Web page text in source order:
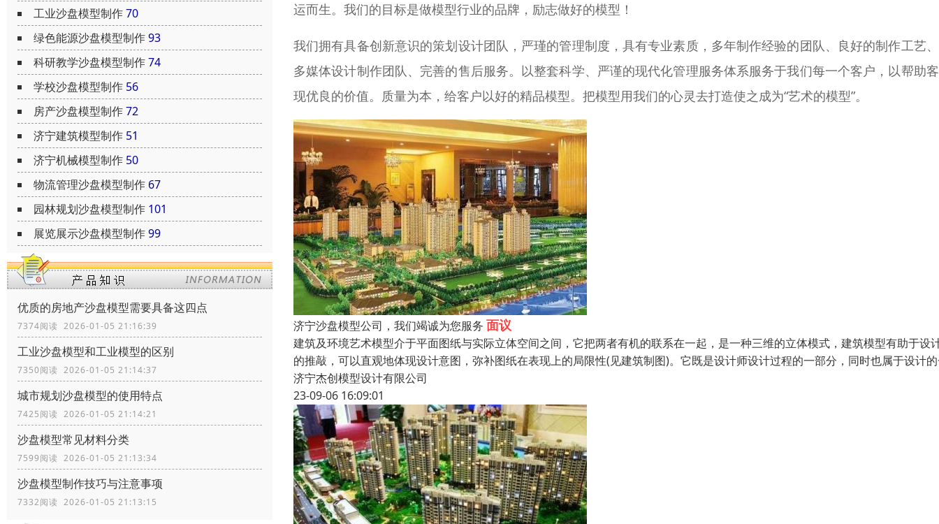
工业沙盘模型制作70
绿色能源沙盘模型制作93
科研教学沙盘模型制作74
学校沙盘模型制作 56
房产沙盘模型制作72
济宁建筑模型制作 51
济宁机械模型制作 50
物流管理沙盘模型制作 67
园林规划沙盘模型制作 101
展览展示沙盘模型制作99
优质的房地产沙盘模型需要具备这四点
7374阅读 2026-01-05 21:16:39
工业沙盘模型和工业模型的区别
7350阅读 2026-01-05 21:14:37
城市规划沙盘模型的使用特点
7425阅读 2026-01-05 21:14:21
沙盘模型常见材料分类
7599阅读 2026-01-05 21:13:34
沙盘模型制作技巧与注意事项
7332阅读 2026-01-05 21:13:15
运而生。我们的目标是做模型行业的品牌，励志做好的模型！
我们拥有具备创新意识的策划设计团队，严瑾的管理制度，具有专业素质，多年制作经验的团队、良好的制作工艺
多媒体设计制作团队、完善的售后服务。以整套科学、严谨的现代化管理服务体系服务于我们每一个客户，以帮助
现优良的价值。质量为本，给客户以好的精品模型。把模型用我们的心灵去打造使之成为“艺术的模型”。
济宁沙盘模型公司，我们竭诚为您服务 面议
建筑及环境艺术模型介于平面图纸与实际立体空间之间，它把两者有机的联系在一起，是一种三维的立体模式，建筑模型有助于设
的推敲，可以直观地体现设计意图，弥补图纸在表现上的局限性(见建筑制图)。它既是设计师设计过程的一部分，同时也属于设计
济宁杰创模型设计有限公司
23-09-06 16:09:01